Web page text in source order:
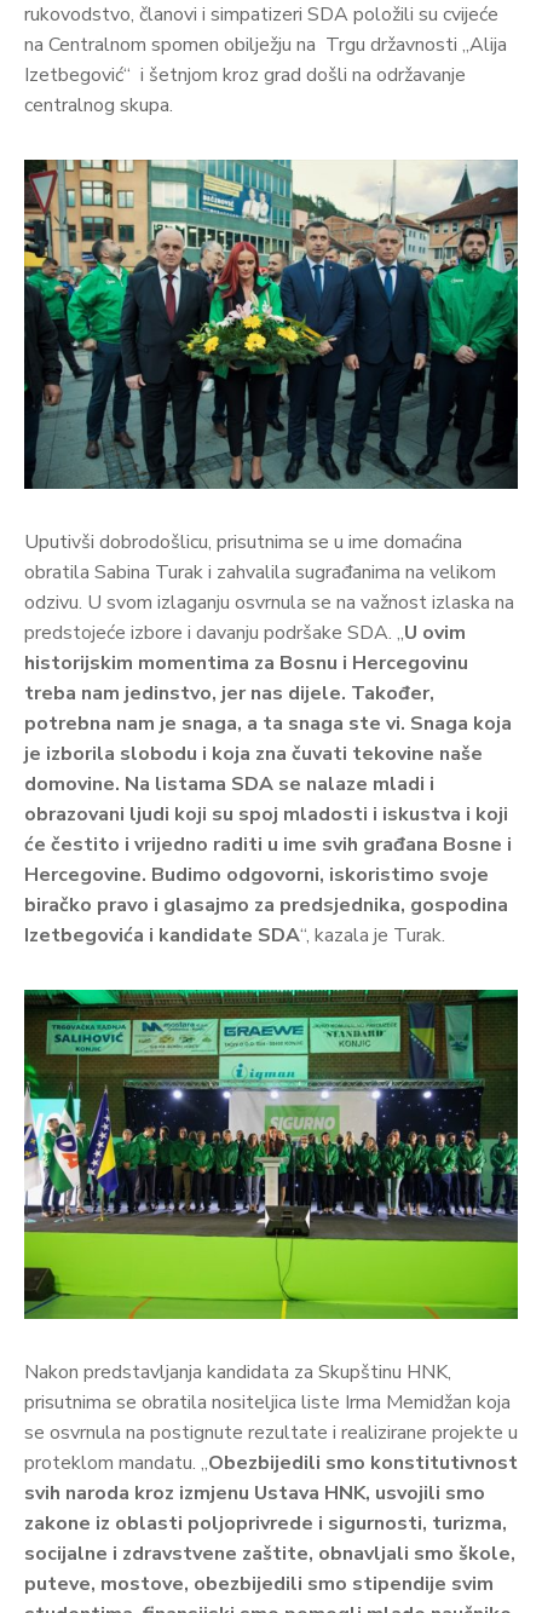
rukovodstvo, članovi i simpatizeri SDA položili su cvijeće
na Centralnom spomen obilježju na Trgu državnosti „Alija
Izetbegović“ i šetnjom kroz grad došli na održavanje
centralnog skupa.
Uputivši dobrodošlicu, prisutnima se u ime domaćina
obratila Sabina Turak i zahvalila sugrađanima na velikom
odzivu. U svom izlaganju osvrnula se na važnost izlaska na
predstojeće izbore i davanju podršake SDA. „U ovim
historijskim momentima za Bosnu i Hercegovinu
treba nam jedinstvo, jer nas dijele. Također,
potrebna nam je snaga, a ta snaga ste vi. Snaga koja
je izborila slobodu i koja zna čuvati tekovine naše
domovine. Na listama SDA se nalaze mladi i
obrazovani ljudi koji su spoj mladosti i iskustva i koji
će čestito i vrijedno raditi u ime svih građana Bosne i
Hercegovine. Budimo odgovorni, iskoristimo svoje
biračko pravo i glasajmo za predsjednika, gospodina
Izetbegovića i kandidate SDA“, kazala je Turak.
Nakon predstavljanja kandidata za Skupštinu HNK,
prisutnima se obratila nositeljica liste Irma Memidžan koja
se osvrnula na postignute rezultate i realizirane projekte u
proteklom mandatu. „Obezbijedili smo konstitutivnost
svih naroda kroz izmjenu Ustava HNK, usvojili smo
zakone iz oblasti poljoprivrede i sigurnosti, turizma,
socijalne i zdravstvene zaštite, obnavljali smo škole,
puteve, mostove, obezbijedili smo stipendije svim